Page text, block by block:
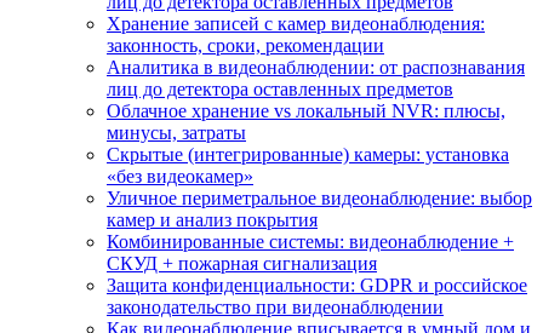
Хранение записей с камер видеонаблюдения:
законность, сроки, рекомендации
Аналитика в видеонаблюдении: от распознавания
лиц до детектора оставленных предметов
Облачное хранение vs локальный NVR: плюсы,
минусы, затраты
Скрытые (интегрированные) камеры: установка
«без видеокамер»
Уличное периметральное видеонаблюдение: выбор
камер и анализ покрытия
Комбинированные системы: видеонаблюдение +
СКУД + пожарная сигнализация
Защита конфиденциальности: GDPR и российское
законодательство при видеонаблюдении
Как видеонаблюдение вписывается в умный дом и